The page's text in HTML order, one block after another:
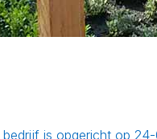
is opgericht op